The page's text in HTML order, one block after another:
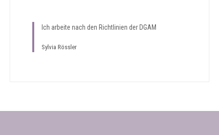
Ich arbeite nach den Richtlinien der DGAM
Sylvia Rössler